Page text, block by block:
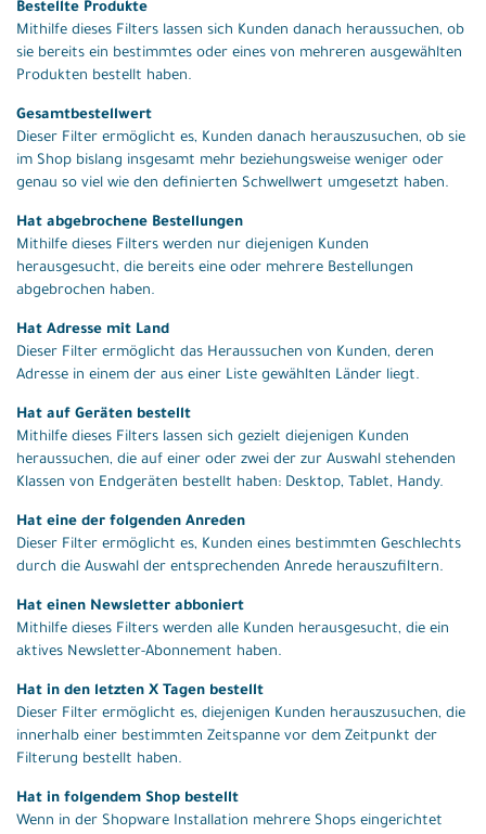
Bestellte Produkte
Mithilfe dieses Filters lassen sich Kunden danach heraussuchen, ob
sie bereits ein bestimmtes oder eines von mehreren ausgewählten
Produkten bestellt haben.
Gesamtbestellwert
Dieser Filter ermöglicht es, Kunden danach herauszusuchen, ob sie
im Shop bislang insgesamt mehr beziehungsweise weniger oder
genau so viel wie den definierten Schwellwert umgesetzt haben.
Hat abgebrochene Bestellungen
Mithilfe dieses Filters werden nur diejenigen Kunden
herausgesucht, die bereits eine oder mehrere Bestellungen
abgebrochen haben.
Hat Adresse mit Land
Dieser Filter ermöglicht das Heraussuchen von Kunden, deren
Adresse in einem der aus einer Liste gewählten Länder liegt.
Hat auf Geräten bestellt
Mithilfe dieses Filters lassen sich gezielt diejenigen Kunden
heraussuchen, die auf einer oder zwei der zur Auswahl stehenden
Klassen von Endgeräten bestellt haben: Desktop, Tablet, Handy.
Hat eine der folgenden Anreden
Dieser Filter ermöglicht es, Kunden eines bestimmten Geschlechts
durch die Auswahl der entsprechenden Anrede herauszufiltern.
Hat einen Newsletter abboniert
Mithilfe dieses Filters werden alle Kunden herausgesucht, die ein
aktives Newsletter-Abonnement haben.
Hat in den letzten X Tagen bestellt
Dieser Filter ermöglicht es, diejenigen Kunden herauszusuchen, die
innerhalb einer bestimmten Zeitspanne vor dem Zeitpunkt der
Filterung bestellt haben.
Hat in folgendem Shop bestellt
Wenn in der Shopware Installation mehrere Shops eingerichtet